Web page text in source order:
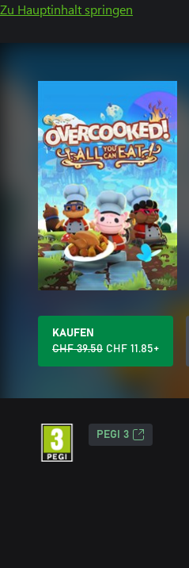
Zu Hauptinhalt springen
KAUFEN
CHF 39.50 CHF 11.85+
PEGI 3